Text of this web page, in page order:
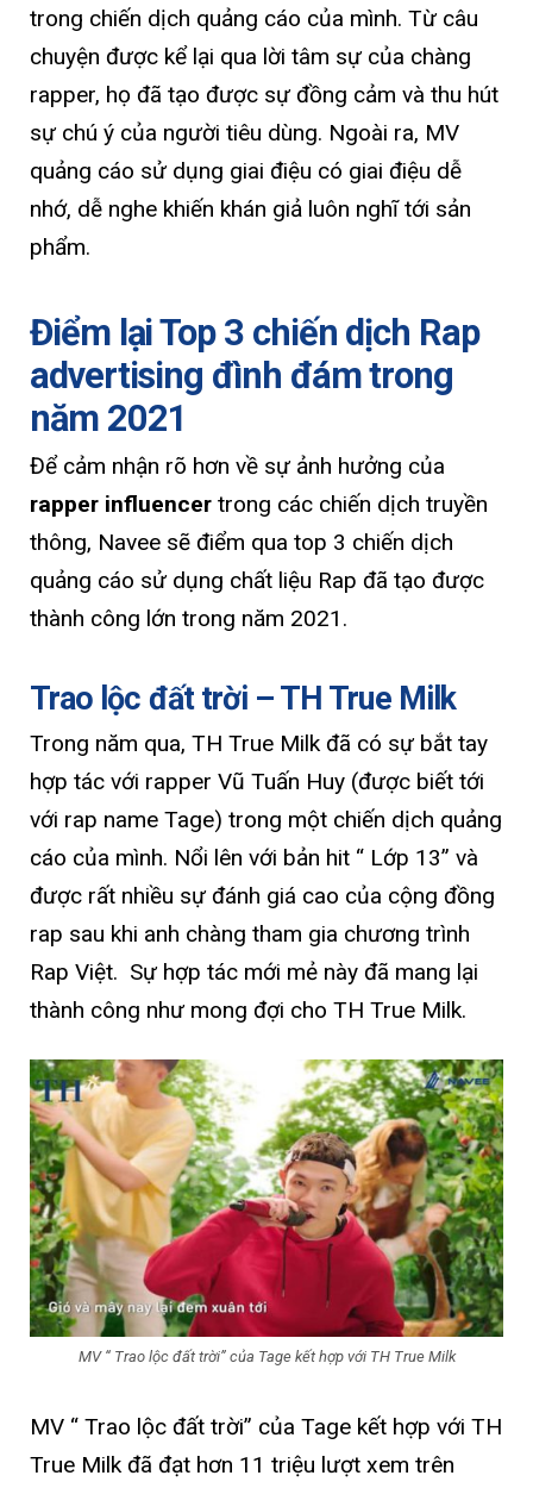
trong chiến dịch quảng cáo của mình. Từ câu
chuyện được kể lại qua lời tâm sự của chàng
rapper, họ đã tạo được sự đồng cảm và thu hút
sự chú ý của người tiêu dùng. Ngoài ra, MV
quảng cáo sử dụng giai điệu có giai điệu dễ
nhớ, dễ nghe khiến khán giả luôn nghĩ tới sản
phẩm.
Điểm lại Top 3 chiến dịch Rap
advertising đình đám trong
năm 2021
Để cảm nhận rõ hơn về sự ảnh hưởng của
rapper influencer trong các chiến dịch truyền
thông, Navee sẽ điểm qua top 3 chiến dịch
quảng cáo sử dụng chất liệu Rap đã tạo được
thành công lớn trong năm 2021.
Trao lộc đất trời – TH True Milk
Trong năm qua, TH True Milk đã có sự bắt tay
hợp tác với rapper Vũ Tuấn Huy (được biết tới
với rap name Tage) trong một chiến dịch quảng
cáo của mình. Nổi lên với bản hit “ Lớp 13” và
được rất nhiều sự đánh giá cao của cộng đồng
rap sau khi anh chàng tham gia chương trình
Rap Việt. Sự hợp tác mới mẻ này đã mang lại
thành công như mong đợi cho TH True Milk.
MV “ Trao lộc đất trời” của Tage kết hợp với TH True Milk
MV “ Trao lộc đất trời” của Tage kết hợp với TH
True Milk đã đạt hơn 11 triệu lượt xem trên